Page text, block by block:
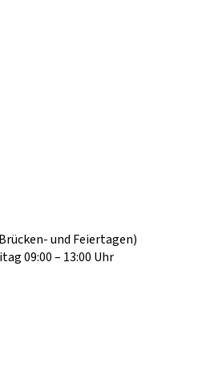
und Feiertagen)
09:00 – 13:00 Uhr